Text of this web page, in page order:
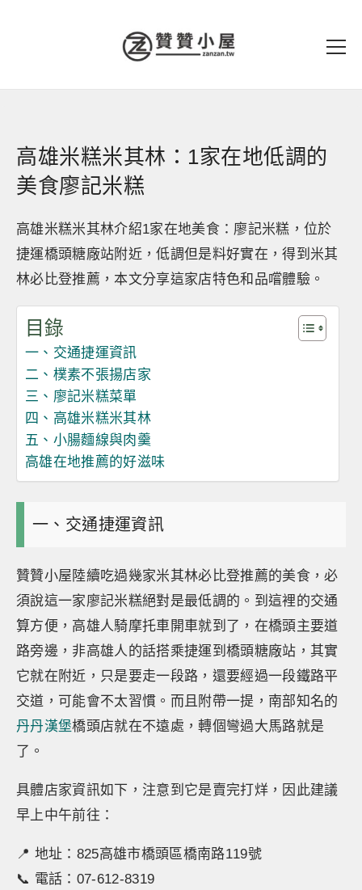
高雄米糕米其林：1家在地低調的
美食廖記米糕
高雄米糕米其林介紹1家在地美食：廖記米糕，位於
捷運橋頭糖廠站附近，低調但是料好實在，得到米其
林必比登推薦，本文分享這家店特色和品嚐體驗。
目錄
一、交通捷運資訊
二、樸素不張揚店家
三、廖記米糕菜單
四、高雄米糕米其林
五、小腸麵線與肉羹
高雄在地推薦的好滋味
一、交通捷運資訊
贊贊小屋陸續吃過幾家米其林必比登推薦的美食，必
須說這一家廖記米糕絕對是最低調的。到這裡的交通
算方便，高雄人騎摩托車開車就到了，在橋頭主要道
路旁邊，非高雄人的話搭乘捷運到橋頭糖廠站，其實
它就在附近，只是要走一段路，還要經過一段鐵路平
交道，可能會不太習慣。而且附帶一提，南部知名的
丹丹漢堡橋頭店就在不遠處，轉個彎過大馬路就是
了。
具體店家資訊如下，注意到它是賣完打烊，因此建議
早上中午前往：
📍 地址：825高雄市橋頭區橋南路119號
📞 電話：07-612-8319